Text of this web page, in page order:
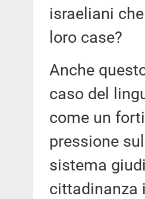
israeliani
loro case?
Anche
caso del
come un
pressione
sistema
cittadinanza